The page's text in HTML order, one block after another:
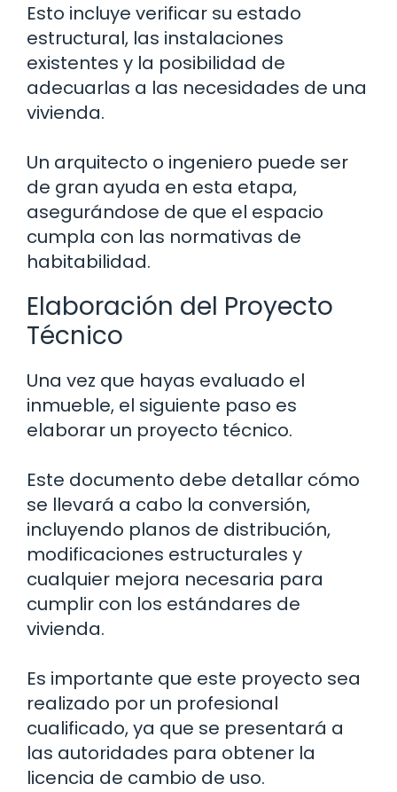
Esto incluye verificar su estado
estructural, las instalaciones
existentes y la posibilidad de
adecuarlas a las necesidades de una
vivienda.
Un arquitecto o ingeniero puede ser
de gran ayuda en esta etapa,
asegurándose de que el espacio
cumpla con las normativas de
habitabilidad.
Elaboración del Proyecto
Técnico
Una vez que hayas evaluado el
inmueble, el siguiente paso es
elaborar un proyecto técnico.
Este documento debe detallar cómo
se llevará a cabo la conversión,
incluyendo planos de distribución,
modificaciones estructurales y
cualquier mejora necesaria para
cumplir con los estándares de
vivienda.
Es importante que este proyecto sea
realizado por un profesional
cualificado, ya que se presentará a
las autoridades para obtener la
licencia de cambio de uso.